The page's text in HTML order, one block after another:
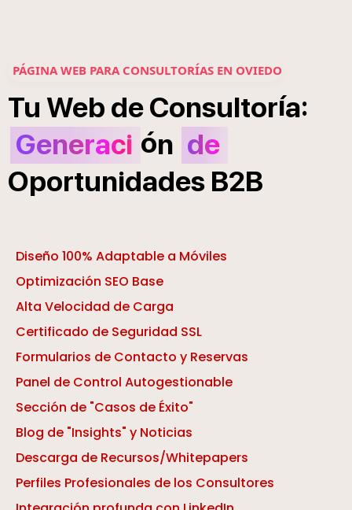
PÁGINA WEB PARA CONSULTORÍAS EN OVIEDO
Tu Web deConsultoría:
Generaci ón de
Oportunidades B2B
Diseño 100% Adaptable a Móviles
Optimización SEO Base
Alta Velocidad de Carga
Certificado de Seguridad SSL
Formularios de Contacto y Reservas
Panel de Control Autogestionable
Sección de "Casos de Éxito"
Blog de "Insights" y Noticias
Descarga de Recursos/Whitepapers
Perfiles Profesionales de los Consultores